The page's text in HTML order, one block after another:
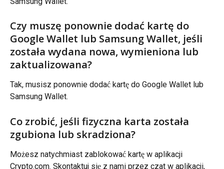
Czy muszę ponownie dodać kartę do
Google Wallet lub Samsung Wallet, jeśli
została wydana nowa, wymieniona lub
zaktualizowana?
Tak, musisz ponownie dodać kartę do Google Wallet lub
Samsung Wallet.
Co zrobić, jeśli fizyczna karta została
zgubiona lub skradziona?
Możesz natychmiast zablokować kartę w aplikacji
Crypto.com. Skontaktuj się z nami przez czat w aplikacji,